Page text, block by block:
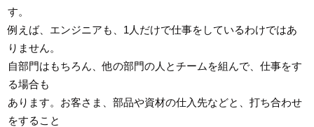
す。
例えば、エンジニアも、1人だけで仕事をしているわけではあ
りません。
自部門はもちろん、他の部門の人とチームを組んで、仕事をす
る場合も
あります。お客さま、部品や資材の仕入先などと、打ち合わせ
をすること